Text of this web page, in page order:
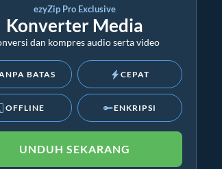
ezyZip Pro Exclusive
Konverter Media
dan kompres audio serta video
BATAS CEPAT
OFFLINE ENKRIPSI
UNDUH SEKARANG